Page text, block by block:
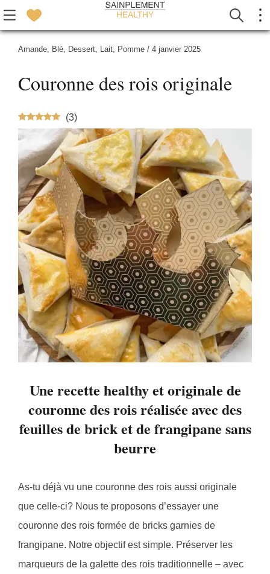
Amande, Blé, Dessert, Lait, Pomme / 4 janvier 2025
Couronne des rois originale
(3)
Une recette healthy et originale de
couronne des rois réalisée avec des
feuilles de brick et de frangipane sans
beurre
As-tu déjà vu une couronne des rois aussi originale
que celle-ci? Nous te proposons d’essayer une
couronne des rois formée de bricks garnies de
frangipane. Notre objectif est simple. Préserver les
marqueurs de la galette des rois traditionnelle – avec